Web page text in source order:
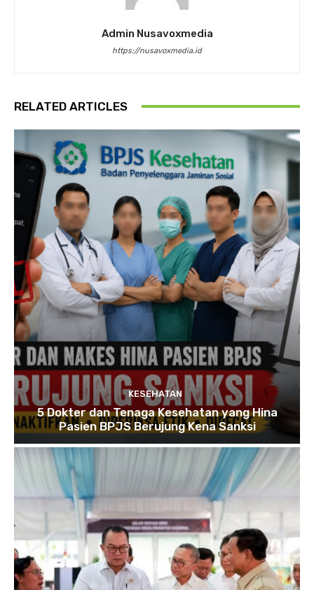
Admin Nusavoxmedia
https://nusavoxmedia.id
RELATED ARTICLES
KESEHATAN
5 Dokter dan Tenaga Kesehatan yang Hina
Pasien BPJS Berujung Kena Sanksi